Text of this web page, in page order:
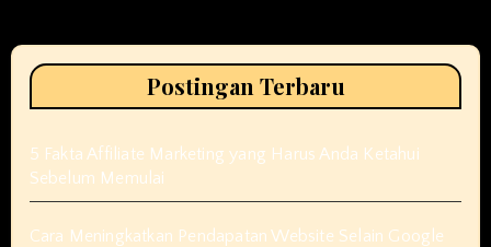
Postingan Terbaru
5 Fakta Affiliate Marketing yang Harus Anda Ketahui
Sebelum Memulai
Cara Meningkatkan Pendapatan Website Selain Google